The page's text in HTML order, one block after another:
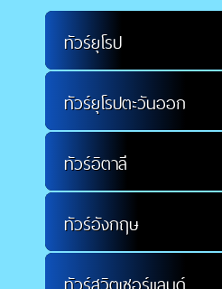
ทัวร์ยุโรป
ทัวร์ยุโรปตะวันออก
ทัวร์อิตาลี
ทัวร์อังกฤษ